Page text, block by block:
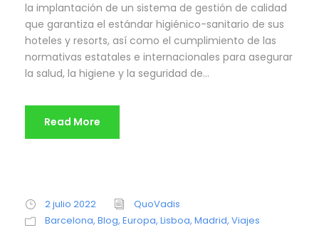
la implantación de un sistema de gestión de calidad
que garantiza el estándar higiénico-sanitario de sus
hoteles y resorts, así como el cumplimiento de las
normativas estatales e internacionales para asegurar
la salud, la higiene y la seguridad de...
Read More
2 julio 2022
QuoVadis
Barcelona, Blog, Europa, Lisboa, Madrid, Viajes